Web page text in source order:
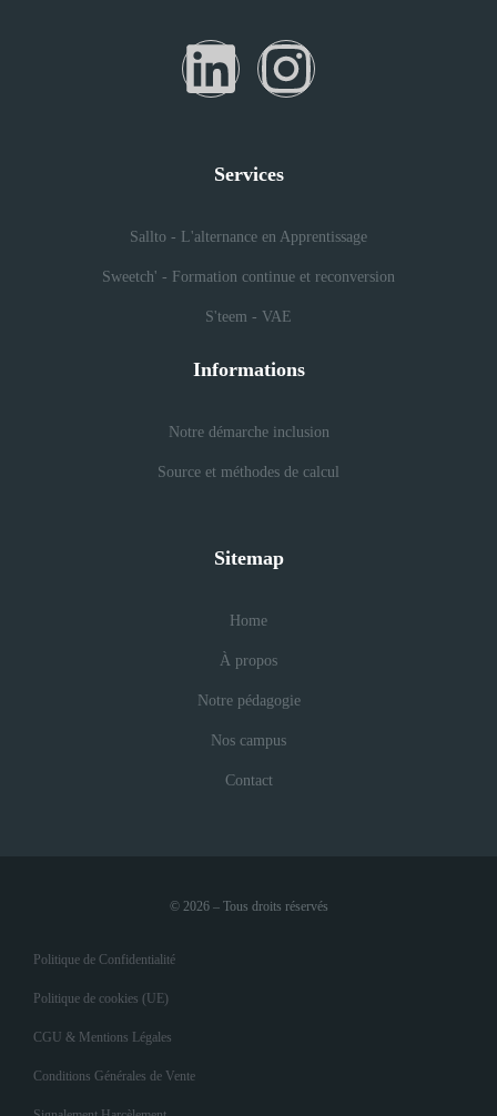
Services
Sallto - L'alternance en Apprentissage
Sweetch' - Formation continue et reconversion
S'teem - VAE
Informations
Notre démarche inclusion
Source et méthodes de calcul
Sitemap
Home
À propos
Notre pédagogie
Nos campus
Contact
© 2026 – Tous droits réservés
Politique de Confidentialité
Politique de cookies (UE)
CGU & Mentions Légales
Conditions Générales de Vente